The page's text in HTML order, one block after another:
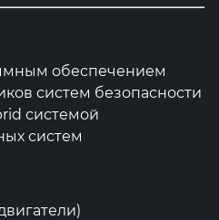
обеспечением
систем безопасности
системой
систем